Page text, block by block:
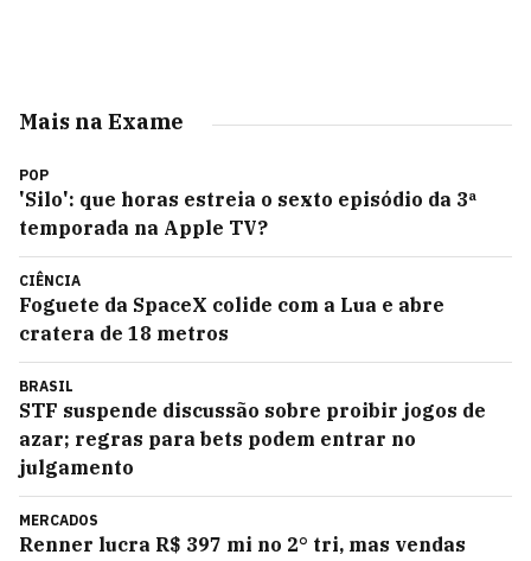
Mais na Exame
POP
'Silo': que horas estreia o sexto episódio da 3ª
temporada na Apple TV?
CIÊNCIA
Foguete da SpaceX colide com a Lua e abre
cratera de 18 metros
BRASIL
STF suspende discussão sobre proibir jogos de
azar; regras para bets podem entrar no
julgamento
MERCADOS
Renner lucra R$ 397 mi no 2° tri, mas vendas